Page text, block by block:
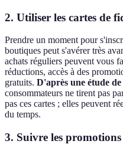
2. Utiliser les cartes de
Prendre un moment pour
boutiques peut s'avérer très
achats réguliers peuvent vous
réductions, accès à des
gratuits. D'après une étude
consommateurs ne tirent pas
pas ces cartes ; elles peuvent
du temps.
3. Suivre les promotions